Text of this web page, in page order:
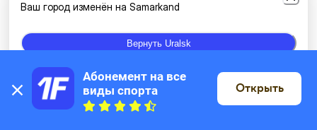
Individual classes Crossfit
Location
On the map
Ваш город изменён на Samarkand
Вернуть Uralsk
Абонемент на все
виды спорта
Открыть